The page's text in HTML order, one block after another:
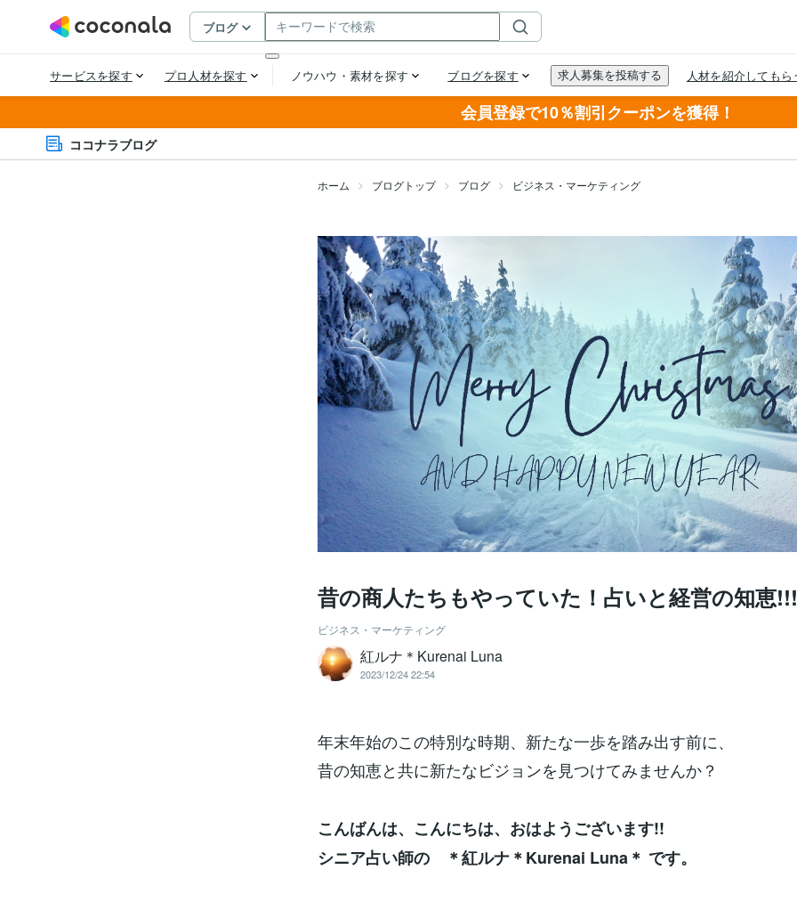
会員登録で10％割引クーポンを獲得！
ココナラブログ
ホーム ブログトップ ブログ ビジネス・マーケティング
昔の商人たちもやっていた！占いと経営の知恵!!!
ビジネス・マーケティング
紅ルナ＊Kurenai Luna
2023/12/24 22:54
年末年始のこの特別な時期、新たな一歩を踏み出す前に、
昔の知恵と共に新たなビジョンを見つけてみませんか？
こんばんは、こんにちは、おはようございます!!
シニア占い師の ＊紅ルナ＊Kurenai Luna＊ です。